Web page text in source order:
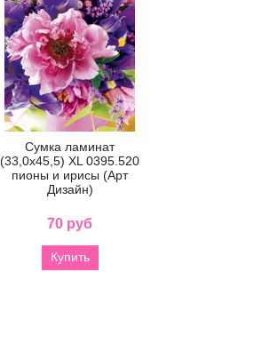
Сумка ламинат
(33,0x45,5) XL 0395.520
пионы и ирисы (Арт
Дизайн)
70 руб
Купить